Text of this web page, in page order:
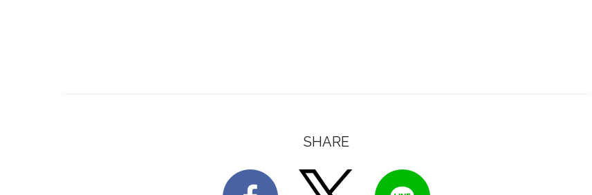
SHARE